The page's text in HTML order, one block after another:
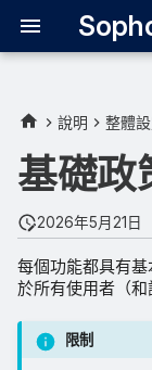
說明 整體
基礎政
2026年5月21日
每個功能都具有
於所有使用者（和
限制